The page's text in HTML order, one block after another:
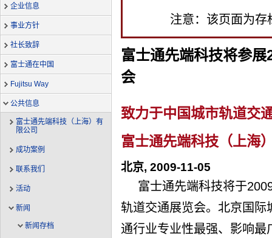
企业信息
事业方针
社长致辞
富士通在中国
Fujitsu Way
公共信息
富士通先端科技（上海）有
限公司
成功案例
联系我们
活动
新闻
新闻存档
注意：该页面为
富士通先端科技将参
会
致力于中国城市轨道交
富士通先端科技（上海
北京, 2009-11-05
富士通先端科技将于
轨道交通展览会。北京国
通行业专业性最强、影响